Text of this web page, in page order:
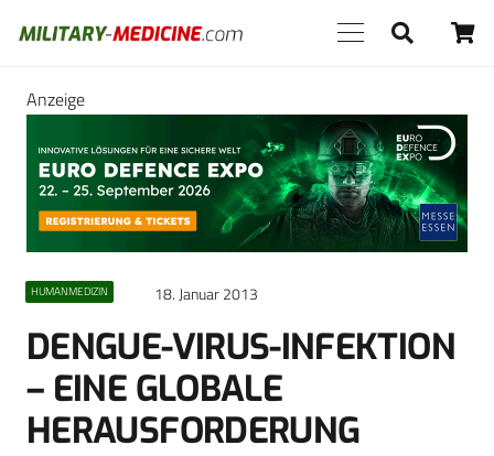
Anzeige
HUMANMEDIZIN 18. Januar 2013
DENGUE-VIRUS-INFEKTION
– EINE GLOBALE
HERAUSFORDERUNG